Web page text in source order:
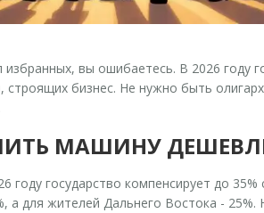
вы ошибаетесь. В 2026 году
бизнес. Не нужно быть
МАШИНУ
году государство компенсирует до 35%
для жителей Дальнего Востока -